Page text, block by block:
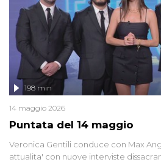
l'intervista inedita a Olindo Romano,
Puntata del 14 maggio
198 min
14 maggio 2026
Veronica Gentili conduce con Max
attualita' con nuove interviste